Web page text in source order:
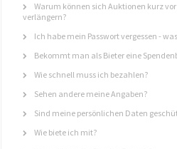
Warum können sich Auktionen kurz
verlängern?
Ich habe mein Passwort vergessen -
Bekommt man als Bieter eine
Wie schnell muss ich bezahlen?
Sehen andere meine Angaben?
Sind meine persönlichen Daten
Wie biete ich mit?